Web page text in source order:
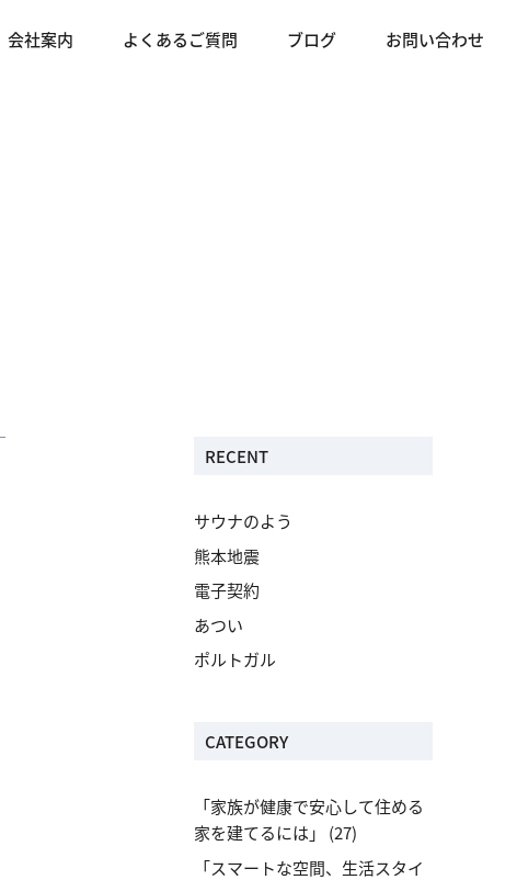
会社案内 よくあるご質問 ブログ お問い合わせ
RECENT
サウナのよう
熊本地震
電子契約
あつい
ポルトガル
CATEGORY
「家族が健康で安心して住める
家を建てるには」
(27)
「スマートな空間、生活スタイ